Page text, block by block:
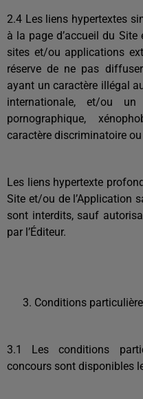
2.4 Les liens hypertextes
à la page d’accueil du
sites et/ou applications
réserve de ne pas
ayant un caractère illégal
internationale, et/ou un
pornographique,
caractère discriminatoire
Les liens hypertexte
Site et/ou de l’Application
sont interdits, sauf
par l’Éditeur.
Conditions
3.1 Les conditions
concours sont disponibles